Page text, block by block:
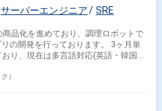
サーバーエンジニア SRE
品化を進めており、調理ロボットで
の開発を行っております。 3ヶ月単
り、現在は多言語対応(英語・韓国
が担当しており、 インフラのデプロ
）